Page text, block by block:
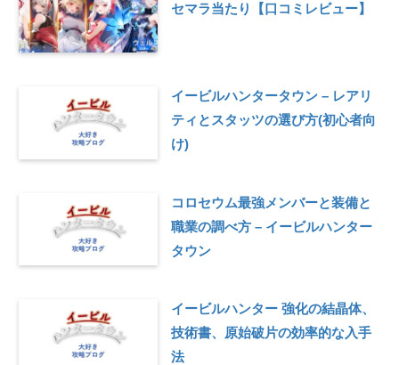
セマラ当たり【口コミレビュー】
イービルハンタータウン – レアリ
ティとスタッツの選び方(初心者向
け)
コロセウム最強メンバーと装備と
職業の調べ方 – イービルハンター
タウン
イービルハンター 強化の結晶体、
技術書、原始破片の効率的な入手
法